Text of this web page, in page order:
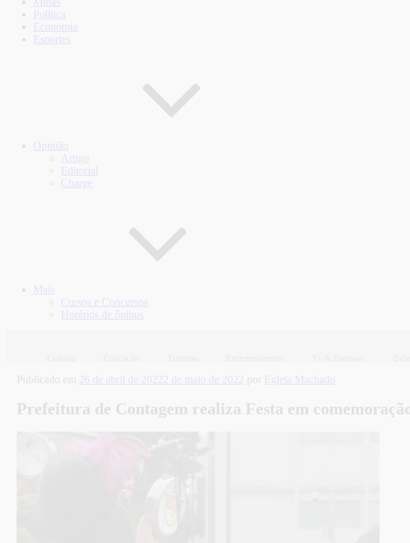
Política
Economia
Esportes
Opinião
Artigo
Editorial
Charge
Mais
Cursos e Concursos
Horários de ônibus
Publicado em 26 de abril de 2022 2 de maio de 2022 por Egleia Machado
Prefeitura de Contagem realiza Festa em